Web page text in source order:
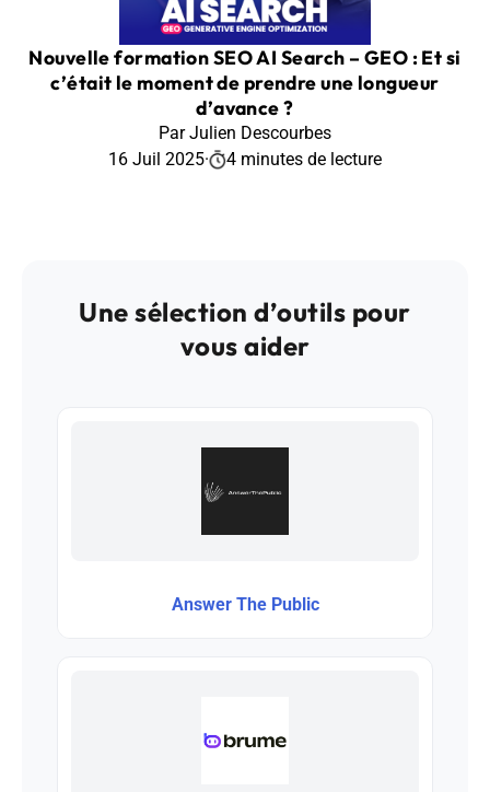
Nouvelle formation SEO AI Search – GEO : Et si
c’était le moment de prendre une longueur
d’avance ?
Par Julien Descourbes
16 Juil 2025· 4 minutes de lecture
Une sélection d’outils pour
vous aider
Answer The Public